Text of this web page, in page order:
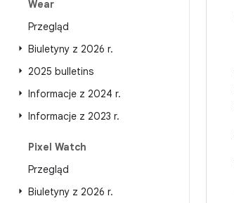
Wear
Przegląd
Biuletyny z 2026 r.
2025 bulletins
Informacje z 2024 r.
Informacje z 2023 r.
Pixel Watch
Przegląd
Biuletyny z 2026 r.